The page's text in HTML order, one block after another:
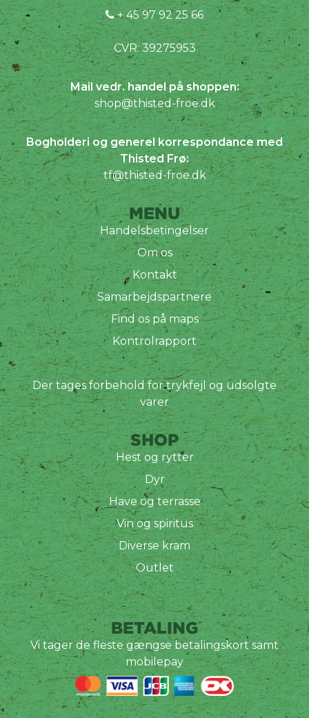
+ 45 97 92 25 66
CVR: 39275953
Mail vedr. handel på shoppen:
shop@thisted-froe.dk
Bogholderi og generel korrespondance med
Thisted Frø:
tf@thisted-froe.dk
MENU
Handelsbetingelser
Om os
Kontakt
Samarbejdspartnere
Find os på maps
Kontrolrapport
Der tages forbehold for trykfejl og udsolgte
varer
SHOP
Hest og rytter
Dyr
Have og terrasse
Vin og spiritus
Diverse kram
Outlet
BETALING
Vi tager de fleste gængse betalingskort samt
mobilepay